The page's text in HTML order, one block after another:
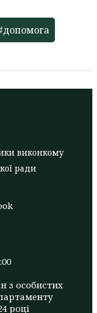
виконкому
ради
з особистих
році